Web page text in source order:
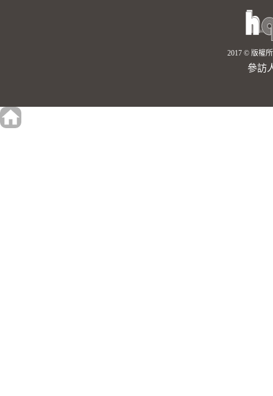
2017 © 版權
參訪